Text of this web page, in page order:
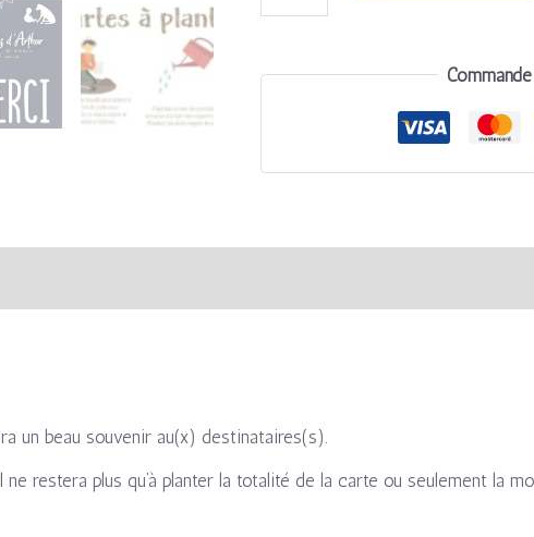
un beau souvenir au(x) destinataires(s).
restera plus qu’à planter la totalité de la carte ou seulement la